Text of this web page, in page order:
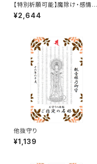
【特別祈願可能】魔除け・感情を
コントロール・クラック水晶 ター
コイズ パール パワーストーンブ
¥2,644
他抜守り
¥1,139